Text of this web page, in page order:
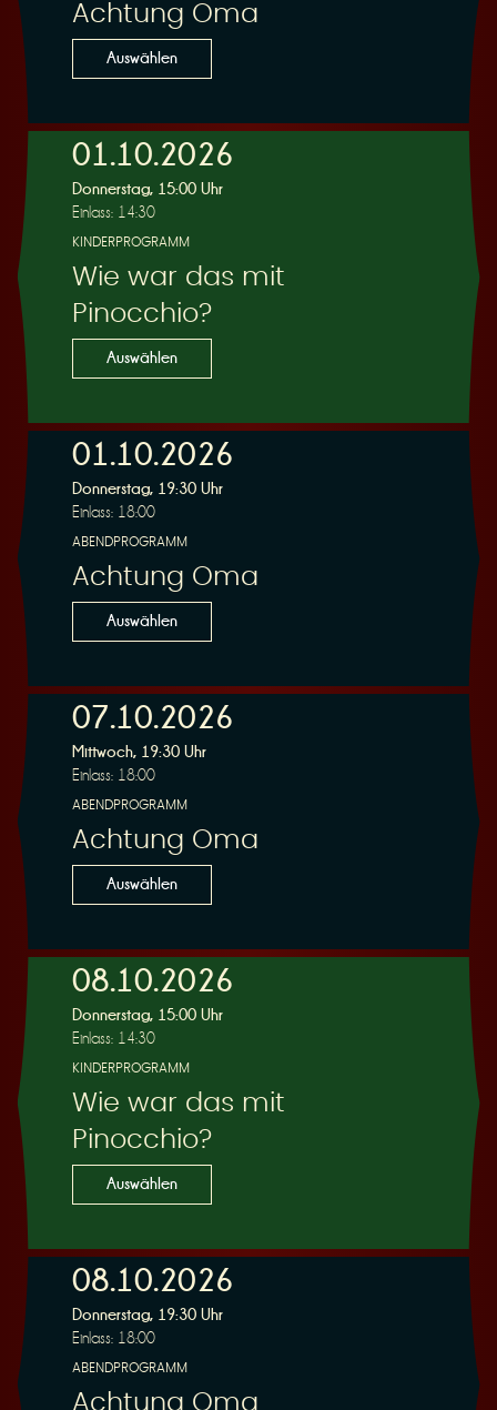
e
s
e
r
v
i
e
r
u
Achtung Oma
Auswählen
01.10.2026
Donnerstag, 15:00 Uhr
Einlass: 14:30
KINDERPROGRAMM
Wie war das mit
Pinocchio?
Auswählen
01.10.2026
Donnerstag, 19:30 Uhr
Einlass: 18:00
ABENDPROGRAMM
Achtung Oma
Auswählen
07.10.2026
Mittwoch, 19:30 Uhr
Einlass: 18:00
ABENDPROGRAMM
Achtung Oma
Auswählen
08.10.2026
Donnerstag, 15:00 Uhr
Einlass: 14:30
KINDERPROGRAMM
Wie war das mit
Pinocchio?
Auswählen
08.10.2026
Donnerstag, 19:30 Uhr
Einlass: 18:00
ABENDPROGRAMM
Achtung Oma